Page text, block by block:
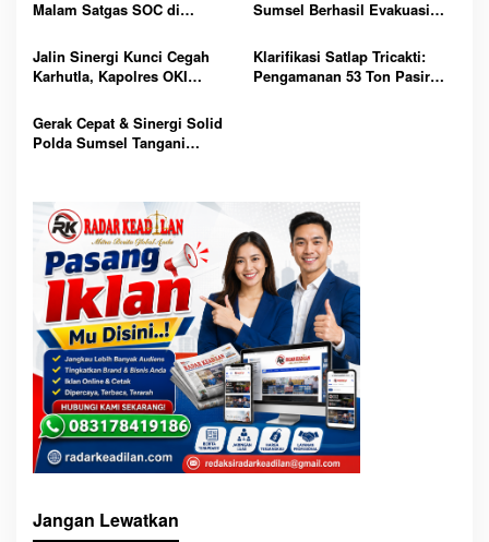
Malam Satgas SOC di
Cegah 3C, Balap Liar dan
Tawuran
Sumsel Berhasil Evakuasi
Tongkang di Sungai Baung
OKI
Jalin Sinergi Kunci Cegah
Karhutla, Kapolres OKI
Elemen Masyarakat
Klarifikasi Satlap Tricakti:
Pengamanan 53 Ton Pasir
Gerak Cepat & Sinergi Solid
Polda Sumsel Tangani
Jangan Lewatkan